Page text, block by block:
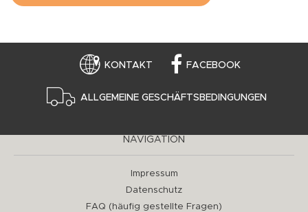
KONTAKT FACEBOOK
ALLGEMEINE GESCHÄFTSBEDINGUNGEN
NAVIGATION
Impressum
Datenschutz
FAQ (häufig gestellte Fragen)